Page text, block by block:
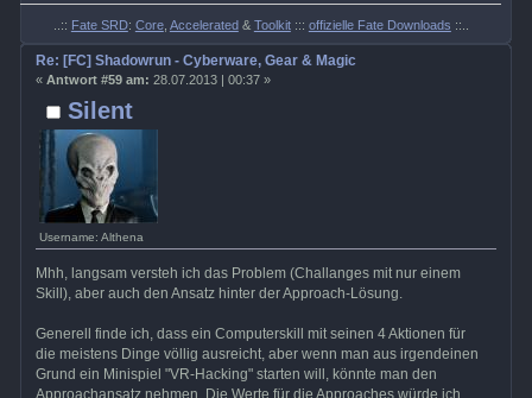
..:: Fate SRD: Core, Accelerated & Toolkit::: offizielle Fate Downloads ::..
Silent
Username: Althena
Re: [FC] Shadowrun - Cyberware, Gear & Magic
« Antwort #59 am: 28.07.2013 | 00:37 »
Mhh, langsam versteh ich das Problem (Challanges mit nur einem
Skill), aber auch den Ansatz hinter der Approach-Lösung.
Generell finde ich, dass ein Computerskill mit seinen 4 Aktionen für
die meistens Dinge völlig ausreicht, aber wenn man aus irgendeinen
Grund ein Minispiel "VR-Hacking" starten will, könnte man den